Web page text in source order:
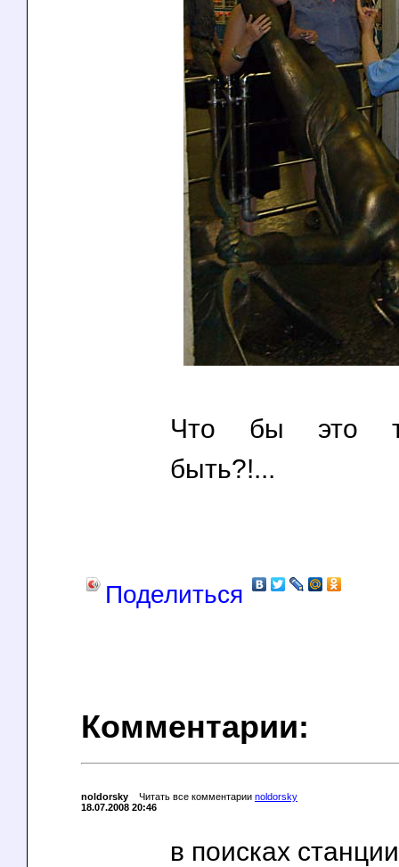
Что бы это
быть?!...
Поделиться
Комментарии:
noldorsky Читать все комментарии noldorsky
18.07.2008 20:46
в поисках